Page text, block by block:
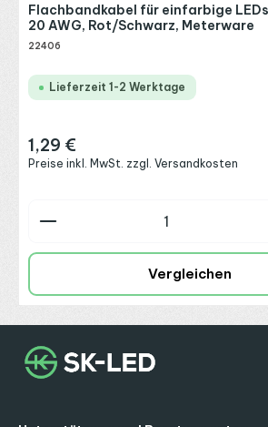
Flachbandkabel für einfarbige
20 AWG, Rot/Schwarz, Meterware
22406
Lieferzeit 1-2 Werktage
Regulärer Preis:
1,29 €
Preise inkl. MwSt. zzgl. Versandkosten
Produkt Anzahl: Gib den
Vergleichen